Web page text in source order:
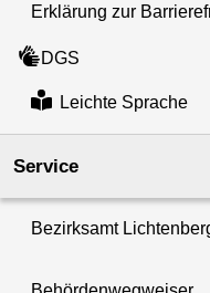
Erklärung zur
DGS
Leichte Sprache
Service
Bezirksamt